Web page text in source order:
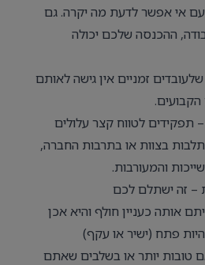
אי אפשר לדעת מה יקרה. גם
ההכנסה שלכם יכולה
שלעובדים זמניים אין גישה לאותם
תפקידים לטווח קצר עלולים
בצוות או בתרבות החברה,
והמעורבות.
– זה ישתלם לכם
אותה כעניין חולף והיא אכן
פתח (ישיר או עקף)
טובות יותר או בשלבים שאתם